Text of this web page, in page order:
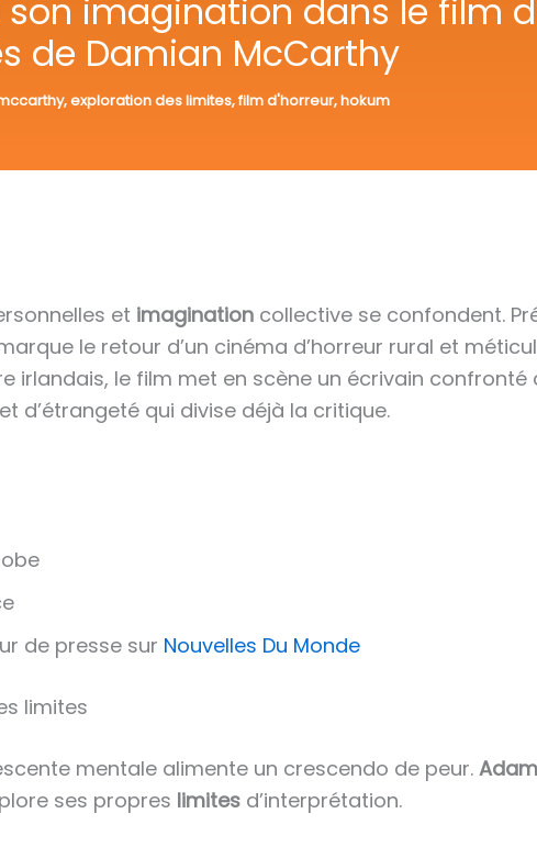
imagination dans le film
de Damian McCarthy
,exploration des limites,film d'horreur,hokum
et imagination collective se confondent.
le retour d’un cinéma d’horreur rural et
irlandais, le film met en scène un écrivain confronté
d’étrangeté qui divise déjà la critique.
de presse sur Nouvelles Du Monde
limites
mentale alimente un crescendo de peur.
ses propres limites d’interprétation.